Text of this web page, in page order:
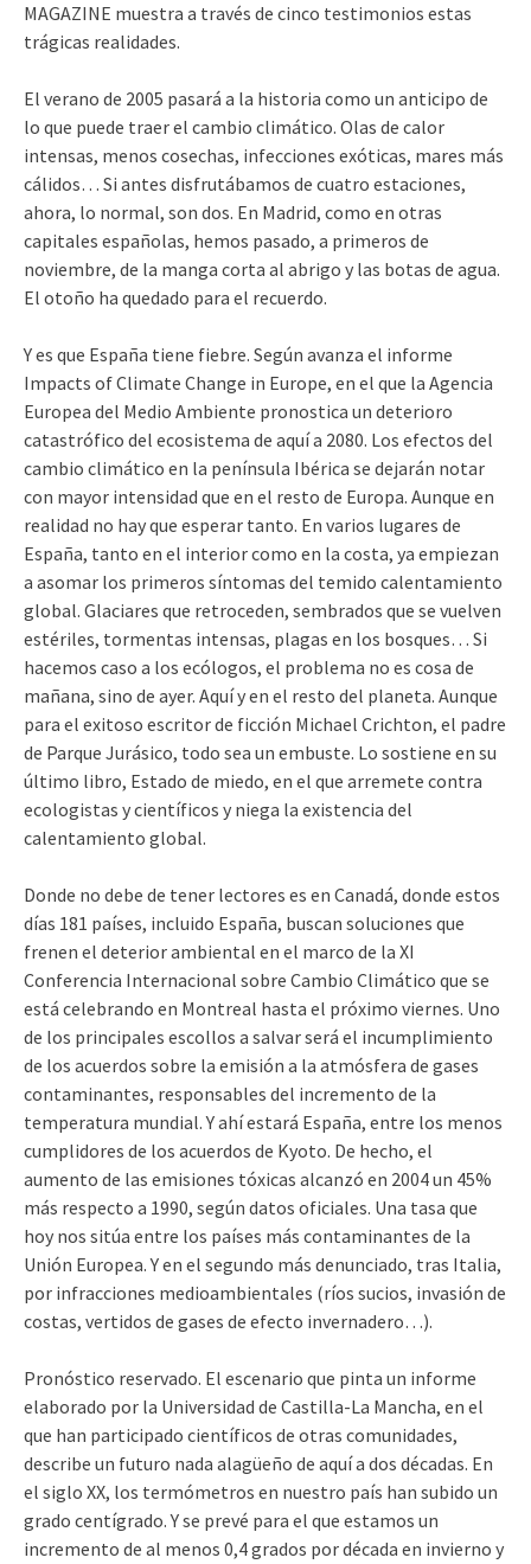
MAGAZINE muestra a través de cinco testimonios estas
trágicas realidades.
El verano de 2005 pasará a la historia como un anticipo de
lo que puede traer el cambio climático. Olas de calor
intensas, menos cosechas, infecciones exóticas, mares más
cálidos… Si antes disfrutábamos de cuatro estaciones,
ahora, lo normal, son dos. En Madrid, como en otras
capitales españolas, hemos pasado, a primeros de
noviembre, de la manga corta al abrigo y las botas de agua.
El otoño ha quedado para el recuerdo.
Y es que España tiene fiebre. Según avanza el informe
Impacts of Climate Change in Europe, en el que la Agencia
Europea del Medio Ambiente pronostica un deterioro
catastrófico del ecosistema de aquí a 2080. Los efectos del
cambio climático en la península Ibérica se dejarán notar
con mayor intensidad que en el resto de Europa. Aunque en
realidad no hay que esperar tanto. En varios lugares de
España, tanto en el interior como en la costa, ya empiezan
a asomar los primeros síntomas del temido calentamiento
global. Glaciares que retroceden, sembrados que se vuelven
estériles, tormentas intensas, plagas en los bosques… Si
hacemos caso a los ecólogos, el problema no es cosa de
mañana, sino de ayer. Aquí y en el resto del planeta. Aunque
para el exitoso escritor de ficción Michael Crichton, el padre
de Parque Jurásico, todo sea un embuste. Lo sostiene en su
último libro, Estado de miedo, en el que arremete contra
ecologistas y científicos y niega la existencia del
calentamiento global.
Donde no debe de tener lectores es en Canadá, donde estos
días 181 países, incluido España, buscan soluciones que
frenen el deterior ambiental en el marco de la XI
Conferencia Internacional sobre Cambio Climático que se
está celebrando en Montreal hasta el próximo viernes. Uno
de los principales escollos a salvar será el incumplimiento
de los acuerdos sobre la emisión a la atmósfera de gases
contaminantes, responsables del incremento de la
temperatura mundial. Y ahí estará España, entre los menos
cumplidores de los acuerdos de Kyoto. De hecho, el
aumento de las emisiones tóxicas alcanzó en 2004 un 45%
más respecto a 1990, según datos oficiales. Una tasa que
hoy nos sitúa entre los países más contaminantes de la
Unión Europea. Y en el segundo más denunciado, tras Italia,
por infracciones medioambientales (ríos sucios, invasión de
costas, vertidos de gases de efecto invernadero…).
Pronóstico reservado. El escenario que pinta un informe
elaborado por la Universidad de Castilla-La Mancha, en el
que han participado científicos de otras comunidades,
describe un futuro nada alagüeño de aquí a dos décadas. En
el siglo XX, los termómetros en nuestro país han subido un
grado centígrado. Y se prevé para el que estamos un
incremento de al menos 0,4 grados por década en invierno y